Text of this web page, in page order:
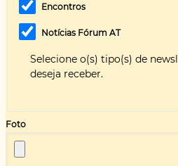
Encontros
Notícias Fórum AT
Selecione o(s) tipo(s) de
deseja receber.
Foto